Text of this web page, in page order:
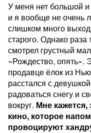
У меня нет большой и
и я вообще не очень
слишком много
старого. Однако
смотрел грустный
«Рождество, опять».
продавце ёлок из
расстался с
радоваться снегу и
вокруг. Мне
кино, которое
провоцируют